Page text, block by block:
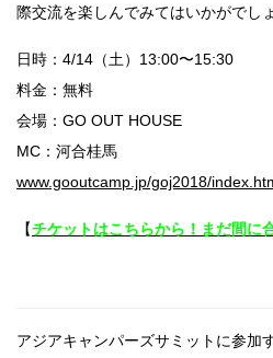
際交流を楽しんでみてはいかがでし
日時：4/14（土）13:00〜15:30
料金：無料
会場：GO OUT HOUSE
MC：河合桂馬
www.gooutcamp.jp/goj2018/
【チケットはこちらから！まだ間に
アジアキャンパーズサミットに参加